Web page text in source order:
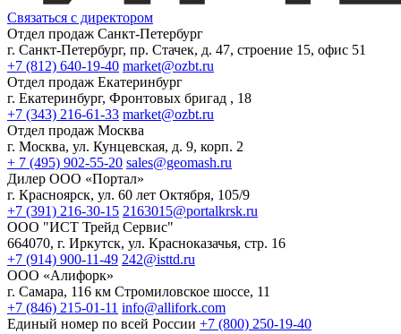
Связаться с директором
Отдел продаж Санкт-Петербург
г. Санкт-Петербург, пр. Стачек, д. 47, строение 15, офис 51
+7 (812) 640-19-40 market@ozbt.ru
Отдел продаж Екатеринбург
г. Екатеринбург, Фронтовых бригад , 18
+7 (343) 216-61-33 market@ozbt.ru
Отдел продаж Москва
г. Москва, ул. Кунцевская, д. 9, корп. 2
+ 7 (495) 902-55-20 sales@geomash.ru
Дилер ООО «Портал»
г. Красноярск, ул. 60 лет Октября, 105/9
+7 (391) 216-30-15 2163015@portalkrsk.ru
ООО "ИСТ Трейд Сервис"
664070, г. Иркутск, ул. Красноказачья, стр. 16
+7 (914) 900-11-49 242@isttd.ru
ООО «Алифорк»
г. Самара, 116 км Стромиловское шоссе, 11
+7 (846) 215-01-11 info@allifork.com
Единый номер по всей России +7 (800) 250-19-40